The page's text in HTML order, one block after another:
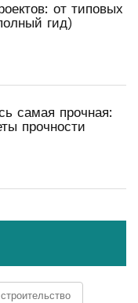
от типовых
гид)
самая прочная:
прочности
строительство